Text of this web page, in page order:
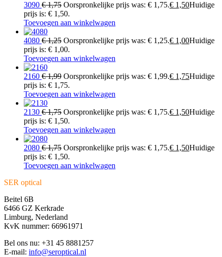
3090 €1,75 Oorspronkelijke prijs was: € 1,75.€ 1,50Huidige
prijs is: € 1,50.
Toevoegen aan winkelwagen
4080 €1,25 Oorspronkelijke prijs was: € 1,25.€ 1,00Huidige
prijs is: € 1,00.
Toevoegen aan winkelwagen
2160 €1,99 Oorspronkelijke prijs was: € 1,99.€ 1,75Huidige
prijs is: € 1,75.
Toevoegen aan winkelwagen
2130 €1,75 Oorspronkelijke prijs was: € 1,75.€ 1,50Huidige
prijs is: € 1,50.
Toevoegen aan winkelwagen
2080 €1,75 Oorspronkelijke prijs was: € 1,75.€ 1,50Huidige
prijs is: € 1,50.
Toevoegen aan winkelwagen
SER optical
Beitel 6B
6466 GZ Kerkrade
Limburg, Nederland
KvK nummer: 66961971
Bel ons nu: +31 45 8881257
E-mail: info@seroptical.nl